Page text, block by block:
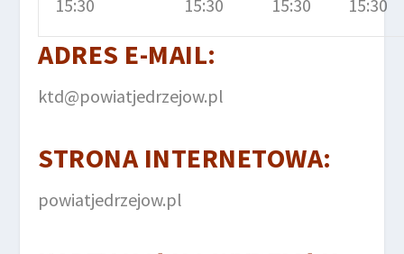
15:30 15:30 15:30 15:30
ADRES E-MAIL:
ktd@powiatjedrzejow.pl
STRONA INTERNETOWA:
powiatjedrzejow.pl